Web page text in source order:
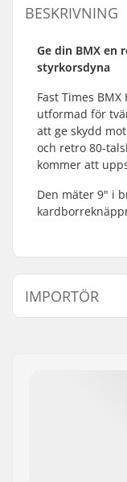
BESKRIVNING
Ge din BMX en
styrkorsdyna
Fast Times
utformad för
att ge skydd
och retro 80-
kommer att
Den mäter 9" i
IMPORTÖR